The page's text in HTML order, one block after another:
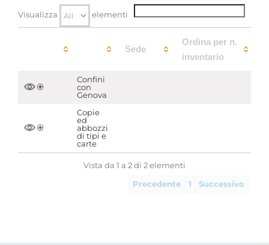
Visualizza elementi
Sede
Ordina per n.
inventario
Confini
con
Genova
Copie
ed
abbozzi
di tipi e
carte
Vista da 1 a 2 di 2 elementi
Precedente 1 Successivo